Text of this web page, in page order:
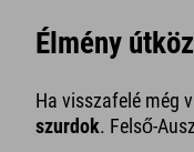
Élmény
Ha visszafelé még
szurdok. Felső-